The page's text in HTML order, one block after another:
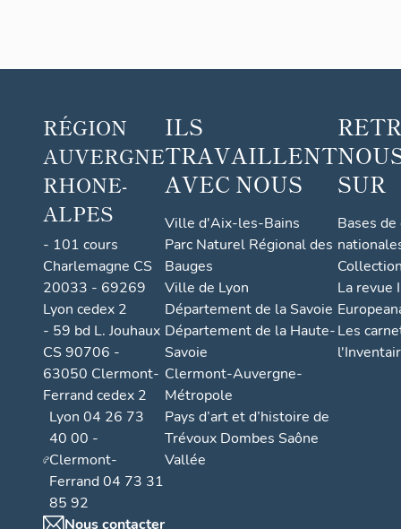
RÉGION
AUVERGNE
RHONE-
ALPES
- 101 cours
Charlemagne CS
20033 - 69269
Lyon cedex 2
- 59 bd L. Jouhaux
CS 90706 -
63050 Clermont-
Ferrand cedex 2
Lyon 04 26 73
40 00 -
Clermont-
Ferrand 04 73 31
85 92
Nous contacter
ILS
TRAVAILLENT
AVEC NOUS
Ville d'Aix-les-Bains
Parc Naturel Régional des
Bauges
Ville de Lyon
Département de la Savoie
Département de la Haute-
Savoie
Clermont-Auvergne-
Métropole
Pays d’art et d’histoire de
Trévoux Dombes Saône
Vallée
SUR
Bases
La revue
Les